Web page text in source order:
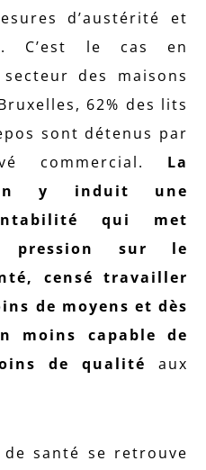
d’austérité et
C’est le cas en
des maisons
62% des lits
sont détenus par
commercial. La
y induit une
qui met
pression sur le
censé travailler
de moyens et dès
moins capable de
de qualité aux
de santé se retrouve